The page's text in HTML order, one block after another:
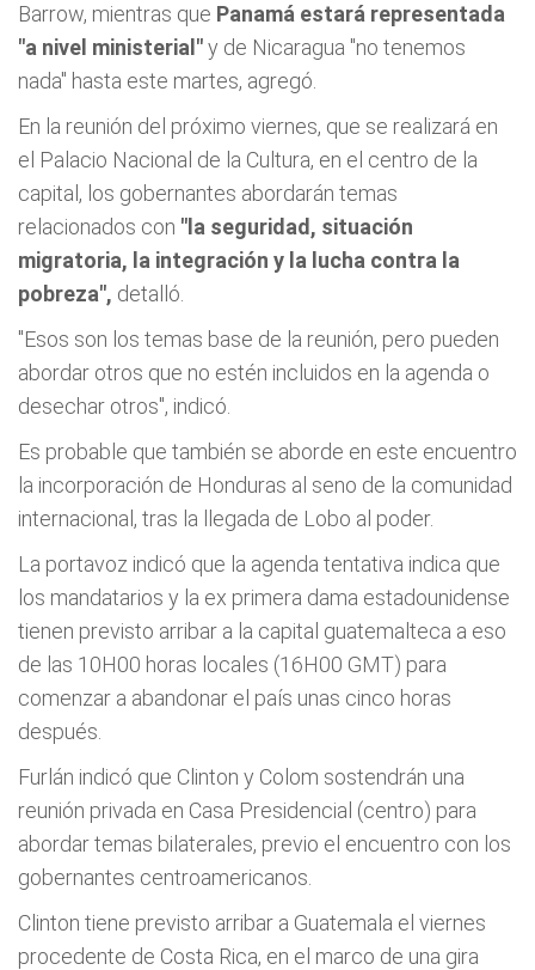
Barrow, mientras que Panamá estará representada
"a nivel ministerial"y de Nicaragua "no tenemos
nada" hasta este martes, agregó.
En la reunión del próximo viernes, que se realizará en
el Palacio Nacional de la Cultura, en el centro de la
capital, los gobernantes abordarán temas
relacionados con "la seguridad, situación
migratoria, la integración y la lucha contra la
pobreza", detalló.
"Esos son los temas base de la reunión, pero pueden
abordar otros que no estén incluidos en la agenda o
desechar otros", indicó.
Es probable que también se aborde en este encuentro
la incorporación de Honduras al seno de la comunidad
internacional, tras la llegada de Lobo al poder.
La portavoz indicó que la agenda tentativa indica que
los mandatarios y la ex primera dama estadounidense
tienen previsto arribar a la capital guatemalteca a eso
de las 10H00 horas locales (16H00 GMT) para
comenzar a abandonar el país unas cinco horas
después.
Furlán indicó que Clinton y Colom sostendrán una
reunión privada en Casa Presidencial (centro) para
abordar temas bilaterales, previo el encuentro con los
gobernantes centroamericanos.
Clinton tiene previsto arribar a Guatemala el viernes
procedente de Costa Rica, en el marco de una gira